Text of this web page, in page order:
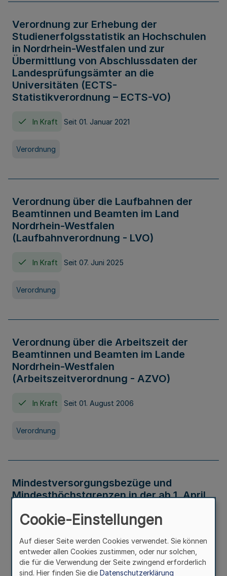
Verordnung zur Erhebung der
Studienerfolgsstatistik an Hochschulen
in Nordrhein-Westfalen und zur
Übermittlung von Abschlussdaten der
Landesprüfungsämter an die
Universitäten (ECTS-
Statistikverordnung – ECTS-VO)
In Kraft Seit 01. Januar 2021
Verordnung
Verordnung über die Laufbahnen der
Beamtinnen und Beamten im Land
Nordrhein-Westfalen
(Laufbahnverordnung - LVO)
In Kraft Seit 07. Juni 2025
Verordnung
Verordnung über die Arbeitszeit der
Beamtinnen und Beamten im Lande
Nordrhein-Westfalen
(Arbeitszeitverordnung - AZVO)
In Kraft Seit 01. August 2006
Verordnung
Mindestversorgungsbezüge und
Mindesthöchstgrenzen in der ab 1. April
Verwaltungsvorschrift
Cookie-Einstellungen
Auf dieser Seite werden Cookies verwendet. Sie können
entweder allen Cookies zustimmen, oder nur solchen,
die für die Verwendung der Seite zwingend erforderlich
sind. Hier finden Sie die Datenschutzerklärung